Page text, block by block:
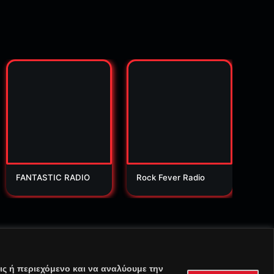
ή περιεχόμενο και να αναλύουμε την
FANTASTIC RADIO Rock Fever Radio